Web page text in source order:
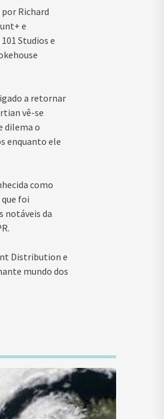
Richard
e
Studios e
a retornar
vê-se
dilema o
enquanto ele
como
foi
notáveis da
Distribution e
mundo dos